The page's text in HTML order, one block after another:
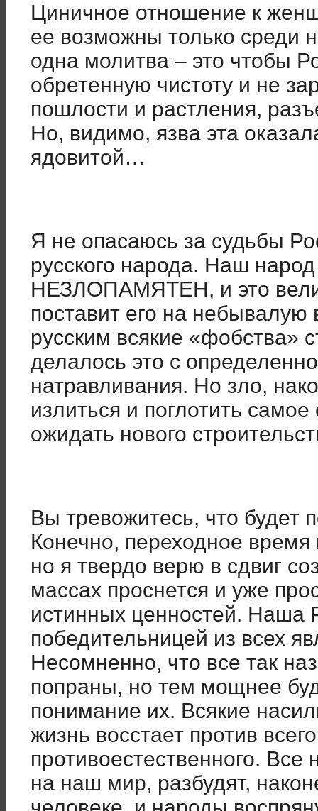
Циничное отношение к
ее возможны только среди
одна молитва – это чтобы
обретенную чистоту и не
пошлости и растления,
Но, видимо, язва эта
ядовитой…
Я не опасаюсь за судьбы
русского народа. Наш
НЕЗЛОПАМЯТЕН, и это
поставит его на
русским всякие «фобства»
делалось это с
натравливания. Но зло,
излиться и поглотить
ожидать нового
Вы тревожитесь, что будет
Конечно, переходное время
но я твердо верю в сдвиг
массах проснется и уже
истинных ценностей. Наша
победительницей из всех
Несомненно, что все так
попраны, но тем мощнее
понимание их. Всякие
жизнь восстает против
противоестественного.
на наш мир, разбудят,